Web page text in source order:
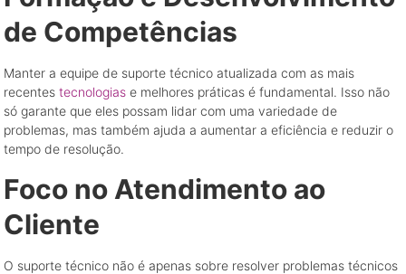
de Competências
Manter a equipe de suporte técnico atualizada com as mais
recentestecnologias e melhores práticas é fundamental. Isso não
só garante que eles possam lidar com uma variedade de
problemas, mas também ajuda a aumentar a eficiência e reduzir o
tempo de resolução.
Foco no Atendimento ao
Cliente
O suporte técnico não é apenas sobre resolver problemas técnicos